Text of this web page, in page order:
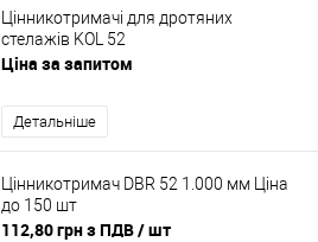
Цінникотримачі для дротяних
стелажів KOL 52
Ціна за запитом
Детальніше
Цінникотримач DBR 52 1.000 мм Ціна
до 150 шт
112,80 грн з ПДВ/ шт